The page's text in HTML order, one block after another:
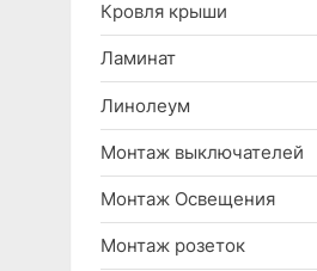
Кровля крыши
Ламинат
Линолеум
Монтаж выключателей
Монтаж Освещения
Монтаж розеток